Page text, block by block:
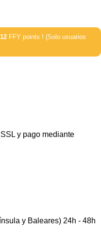
12 FFY points ! (Solo usuarios
y pago mediante
y Baleares) 24h - 48h